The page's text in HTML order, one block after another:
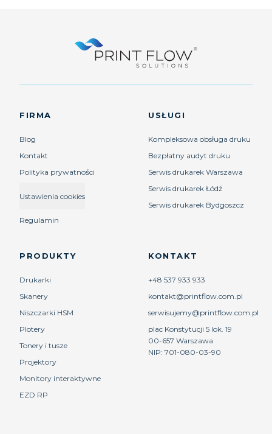
FIRMA
Blog
Kontakt
Polityka prywatności
Ustawienia cookies
Regulamin
USŁUGI
Kompleksowa obsługa druku
Bezpłatny audyt druku
Serwis drukarek Warszawa
Serwis drukarek Łódź
Serwis drukarek Bydgoszcz
PRODUKTY
Drukarki
Skanery
Niszczarki HSM
Plotery
Tonery i tusze
Projektory
Monitory interaktywne
EZD RP
KONTAKT
+48 537 933 933
kontakt@printflow.com.pl
serwisujemy@printflow.com.pl
plac Konstytucji 5 lok. 19
00-657 Warszawa
NIP: 701-080-03-90